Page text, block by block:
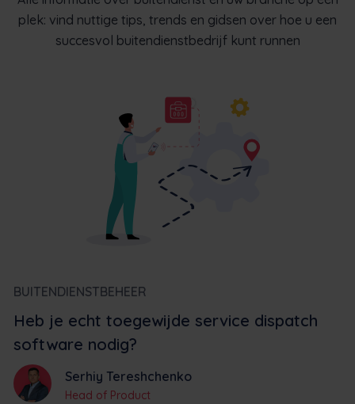
plek: vind nuttige tips, trends en gidsen over hoe u een
succesvol buitendienstbedrijf kunt runnen
BUITENDIENSTBEHEER
Heb je echt toegewijde service dispatch
software nodig?
Serhiy Tereshchenko
Head of Product